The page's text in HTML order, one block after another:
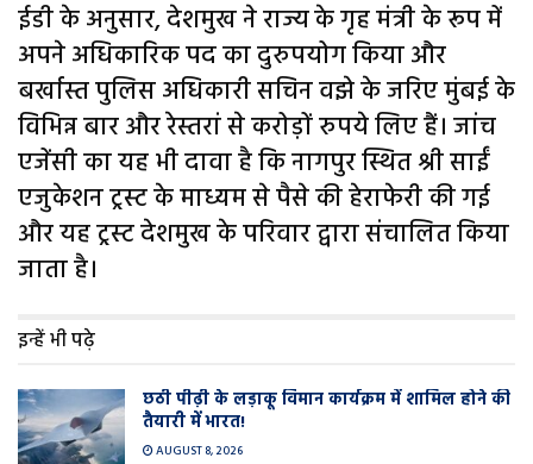
ईडी के अनुसार, देशमुख ने राज्य के गृह मंत्री के रूप में
अपने अधिकारिक पद का दुरुपयोग किया और
बर्खास्त पुलिस अधिकारी सचिन वझे के जरिए मुंबई के
विभिन्न बार और रेस्तरां से करोड़ों रुपये लिए हैं। जांच
एजेंसी का यह भी दावा है कि नागपुर स्थित श्री साईं
एजुकेशन ट्रस्ट के माध्यम से पैसे की हेराफेरी की गई
और यह ट्रस्ट देशमुख के परिवार द्वारा संचालित किया
जाता है।
इन्हें भी पढ़े
छठी पीढ़ी के लड़ाकू विमान कार्यक्रम में शामिल होने की
तैयारी में भारत!
AUGUST 8, 2026